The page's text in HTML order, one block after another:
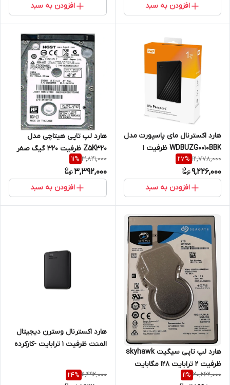
افزودن به سبد افزودن به سبد
هارد اکسترنال مای پاسپورت مدل
WDBUZG0010BBK ظرفیت 1
ترابایت -کارکرده
12,778,000
27%
9,226,000
افزودن به سبد
هارد لپ تاپی هیتاچی مدل
Z5K320 ظرفیت 320 گیگ صفر
کارکرد با گارانتی داده پردازان
3,821,000
11%
3,392,000
افزودن به سبد
هارد لپ تاپی سیگیت skyhawk
ظرفیت 2 ترابایت 128 مگابایت
کش نو و آکبند با گارانتی یکساله
20,262,000
11%
هارد اکسترنال وسترن دیجیتال
المنت ظرفیت 1 ترابایت -کارکرده
11,492,000
24%